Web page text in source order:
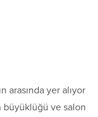
arasında yer alıyor
büyüklüğü ve salon